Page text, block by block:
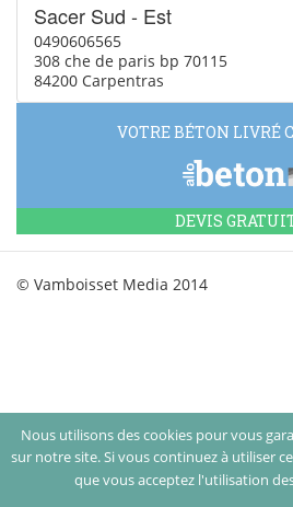
Sacer Sud - Est
0490606565
308 che de paris bp 70115
84200 Carpentras
VOTRE BÉTON LIVRÉ
DEVIS
Nous utilisons des cookies pour vous
sur notre site. Si vous continuez à utiliser
que vous acceptez l'utilisation
© Vamboisset Media 2014